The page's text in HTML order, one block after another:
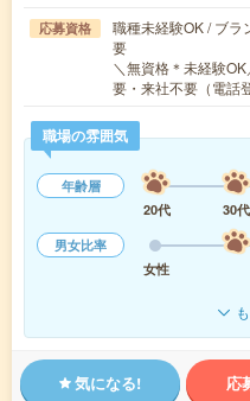
応募資格
職種未経験OK / ブラ
要
＼無資格＊未経験
要・来社不要（電
職場の雰囲気
年齢層
20代
30代
男女比率
女性
気になる! 応